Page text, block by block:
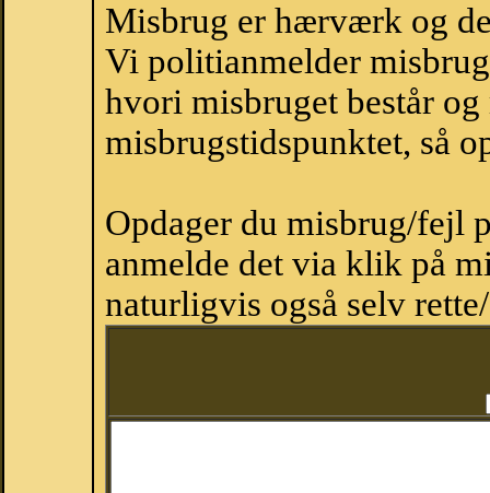
Misbrug er hærværk og
Vi politianmelder
hvori misbruget består
misbrugstidspunktet, så
Opdager du misbrug/fejl
anmelde det via klik på
naturligvis også selv